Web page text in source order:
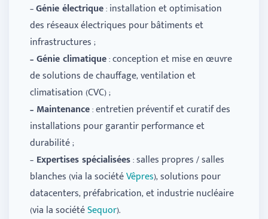
–Génie électrique: installation et optimisation
des réseaux électriques pour bâtiments et
infrastructures ;
– Génie climatique: conception et mise en œuvre
de solutions de chauffage, ventilation et
climatisation (CVC) ;
– Maintenance: entretien préventif et curatif des
installations pour garantir performance et
durabilité ;
– Expertises spécialisées: salles propres / salles
blanches (via la sociétéVêpres), solutions pour
datacenters, préfabrication, et industrie nucléaire
(via la sociétéSequor).